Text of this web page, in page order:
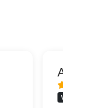
Alfredo
Verificado